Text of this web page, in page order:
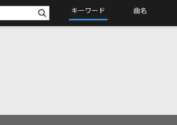
キーワード 曲名